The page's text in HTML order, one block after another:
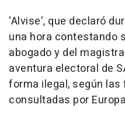
'Alvise', que declaró
una hora contestando
abogado y del
aventura electoral de
forma ilegal, según
consultadas por